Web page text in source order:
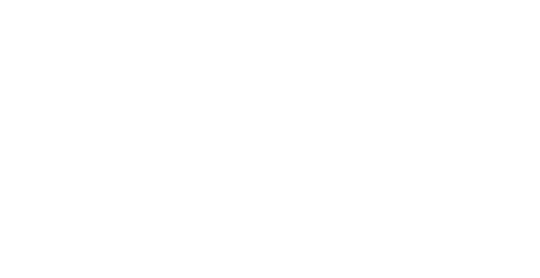
fliegen und es für die Quarantänebestimmungen eine bundesweit einheitliche Verordnung gibt, macht es das Reisen nach Ägypten
vor Ort stellen wir fest, dass immer mehr Menschen zu uns nach Hurghada kommen und die kleinen Hürden in Kauf nehmen, um ein
geniessen. Übrigens: Auf unserer Homepage unter
Tauchbasis, dem Blue Water Dive Resort, unsere Boote sind aber täglich im Einsatz und die Tauchgäste unserer beiden
öffnen, wann unsere Tauchbasis aber wieder öffnet, können wir zum aktuellen Zeitpunkt noch nicht sagen. Sobald wir mehr wissen,
Plant ihr noch einen Tauchurlaub in Hurghada oder habt ihr sogar schon gebucht? Oder wollt ihr weiter noch abwarten und